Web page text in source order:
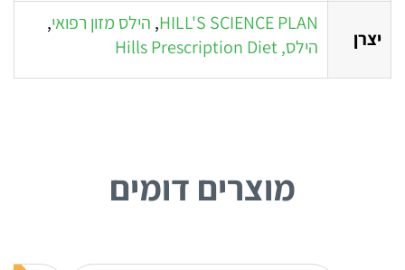
יצרן
HILL'S SCIENCE PLAN
, הילס מזון רפואי,
הילס, Hills Prescription Diet
מוצרים דומים